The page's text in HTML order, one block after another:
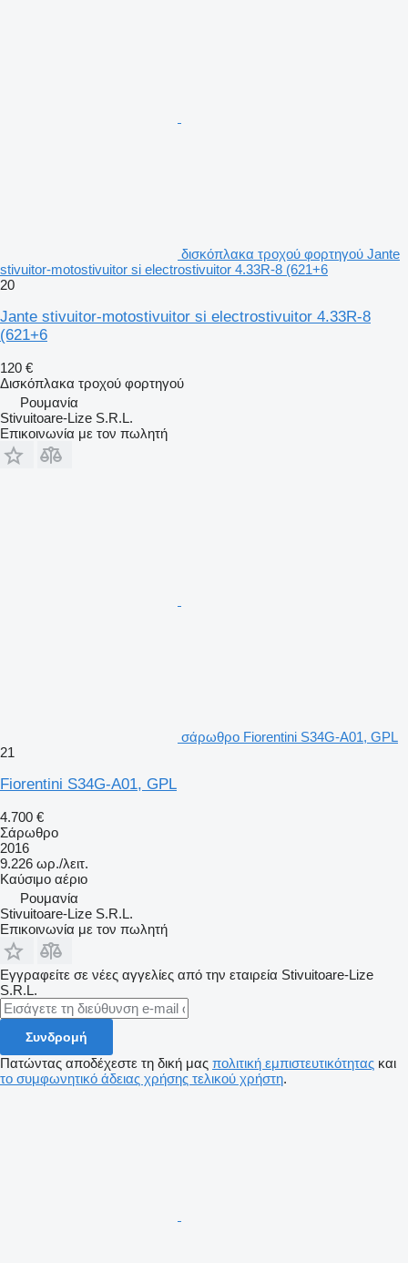
δισκόπλακα τροχού φορτηγού Jante
stivuitor-motostivuitor si electrostivuitor 4.33R-8 (621+6
20
Jante stivuitor-motostivuitor si electrostivuitor 4.33R-8
(621+6
120 €
Δισκόπλακα τροχού φορτηγού
Ρουμανία
Stivuitoare-Lize S.R.L.
Επικοινωνία με τον πωλητή
σάρωθρο Fiorentini S34G-A01, GPL
21
Fiorentini S34G-A01, GPL
4.700 €
Σάρωθρο
2016
9.226 ωρ./λειτ.
Καύσιμο αέριο
Ρουμανία
Stivuitoare-Lize S.R.L.
Επικοινωνία με τον πωλητή
Εγγραφείτε σε νέες αγγελίες από την εταιρεία Stivuitoare-Lize
S.R.L.
Συνδρομή
Πατώντας αποδέχεστε τη δική μας πολιτική εμπιστευτικότητας και
το συμφωνητικό άδειας χρήσης τελικού χρήστη.